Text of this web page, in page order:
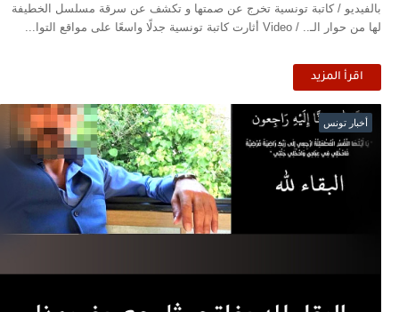
بالفيديو / كاتبة تونسية تخرج عن صمتها و تكشف عن سرقة مسلسل الخطيفة
لها من حوار الـ.. / Video أثارت كاتبة تونسية جدلًا واسعًا على مواقع التوا...
اقرأ المزيد
أخبار تونس